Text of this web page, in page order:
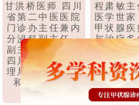
川
院
内
，
，
管
术
..
程肃敏主任出身
医学世家，从事
甲状腺疾病预防
与治疗多年，曾
在深圳、上海、
广东等多家医院
任职甲状腺科医
师，后经成都..
【详细】
赵
擅
四
对
甲
状
腺